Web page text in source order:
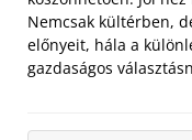
Nemcsak kültérben,
előnyeit, hála a
gazdaságos